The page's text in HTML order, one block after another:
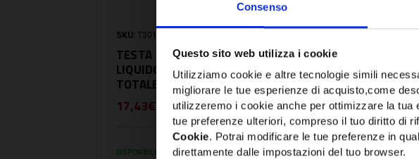
Consenso
Questo sito web utilizza i cookie
Utilizziamo cookie e altre tecnologie simili
migliorare le tue esperienze di acquisto,come
utilizzeremo i cookie anche per ottimizzare la
tue preferenze ulteriori, compreso il tuo diritto di
Cookie. Potrai modificare le tue preferenze in
direttamente dalle impostazioni del tuo browser.
SKU: T3019W0
TESTA TERMOSTATICA
LIQUIDO 6-28 C CHIUSURA
TOTALE - T3019W0
17,43€ + IVA
DISPONIBILE
VALVOLA FERRO
3/8 - V2020DSX10
16,88€+ IVA
DISPONIBILE